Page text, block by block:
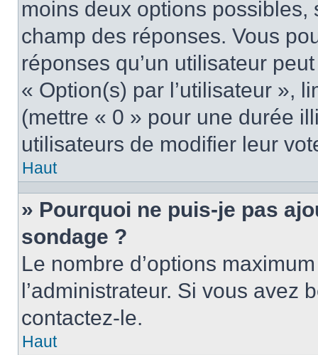
moins deux options
champ des réponses. Vous
réponses qu’un utilisateur
« Option(s) par l’utilisateur »,
(mettre « 0 » pour une durée
utilisateurs de modifier leur
Haut
» Pourquoi ne puis-je pas
sondage ?
Le nombre d’options
l’administrateur. Si vous avez
contactez-le.
Haut